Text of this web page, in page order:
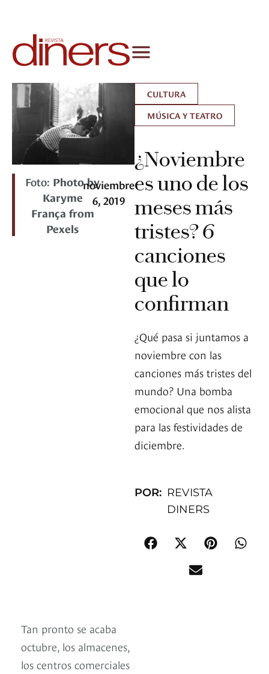
Foto: Photo by
Karyme
França from
Pexels
noviembre
6, 2019
CULTURA
MÚSICA Y TEATRO
¿Noviembre
es uno de los
meses más
tristes? 6
canciones
que lo
confirman
¿Qué pasa si juntamos a
noviembre con las
canciones más tristes del
mundo? Una bomba
emocional que nos alista
para las festividades de
diciembre.
POR: REVISTA
DINERS
Tan pronto se acaba
octubre, los almacenes,
los centros comerciales